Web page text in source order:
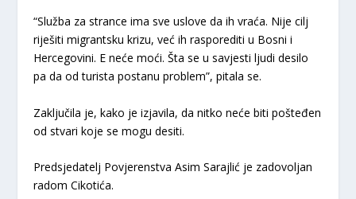
“Služba za strance ima sve uslove da ih vraća. Nije cilj
riješiti migrantsku krizu, već ih rasporediti u Bosni i
Hercegovini. E neće moći. Šta se u savjesti ljudi desilo
pa da od turista postanu problem”, pitala se.
Zaključila je, kako je izjavila, da nitko neće biti pošteđen
od stvari koje se mogu desiti.
Predsjedatelj Povjerenstva Asim Sarajlić je zadovoljan
radom Cikotića.